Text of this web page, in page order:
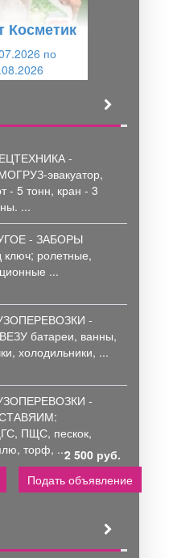
Косметик
по
-
эвакуатор,
- 5 тонн, кран - 3
...
- ЗАБОРЫ
ключ; ролетные,
...
-
батареи, ванны,
холодильники, ...
-
ПЩС, пескок,
торф, ...2 500 руб.
Подать объявление